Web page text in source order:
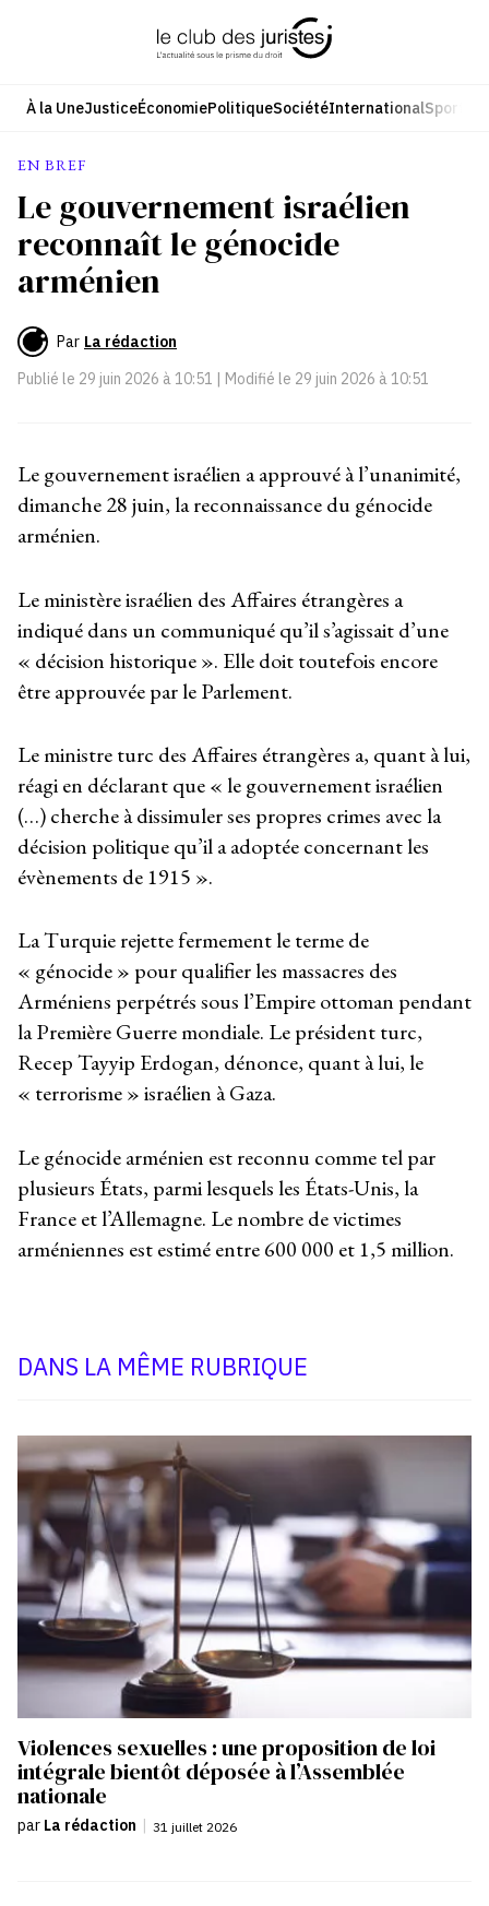
À la UneJusticeÉconomiePolitiqueSociétéInternationalSport
EN BREF
Le gouvernement israélien
reconnaît le génocide
arménien
Par La rédaction
Publié le 29 juin 2026 à 10:51 | Modifié le 29 juin 2026 à 10:51
Le gouvernement israélien a approuvé à l’unanimité,
dimanche 28 juin, la reconnaissance du génocide
arménien.
Le ministère israélien des Affaires étrangères a
indiqué dans un communiqué qu’il s’agissait d’une
« décision historique ». Elle doit toutefois encore
être approuvée par le Parlement.
Le ministre turc des Affaires étrangères a, quant à lui,
réagi en déclarant que « le gouvernement israélien
(…) cherche à dissimuler ses propres crimes avec la
décision politique qu’il a adoptée concernant les
évènements de 1915 ».
La Turquie rejette fermement le terme de
« génocide » pour qualifier les massacres des
Arméniens perpétrés sous l’Empire ottoman pendant
la Première Guerre mondiale. Le président turc,
Recep Tayyip Erdogan, dénonce, quant à lui, le
« terrorisme » israélien à Gaza.
Le génocide arménien est reconnu comme tel par
plusieurs États, parmi lesquels les États-Unis, la
France et l’Allemagne. Le nombre de victimes
arméniennes est estimé entre 600 000 et 1,5 million.
DANS LA MÊME RUBRIQUE
Violences sexuelles : une proposition de loi
intégrale bientôt déposée à l’Assemblée
nationale
par La rédaction | 31 juillet 2026